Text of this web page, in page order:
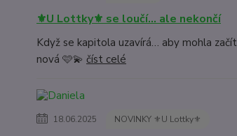
⚜️U Lottky⚜️ se loučí… ale nekončí
Když se kapitola uzavírá… aby mohla začít
nová 🩷💫 číst celé
18.06.2025 NOVINKY ⚜️U Lottky⚜️